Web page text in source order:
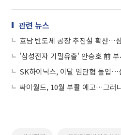
관련 뉴스
SK하이닉스, 이달 임단협 돌입⋯